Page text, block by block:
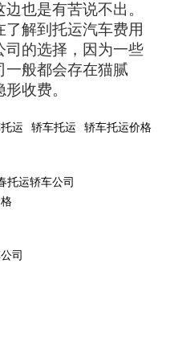
也是有苦说不出。
解到托运汽车费用
司的选择，因为一些
一般都会存在猫腻
收费。
运 轿车托运
轿车托运价格
托运轿车公司
司